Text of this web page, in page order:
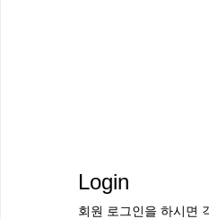
Login
회원 로그인을 하시면